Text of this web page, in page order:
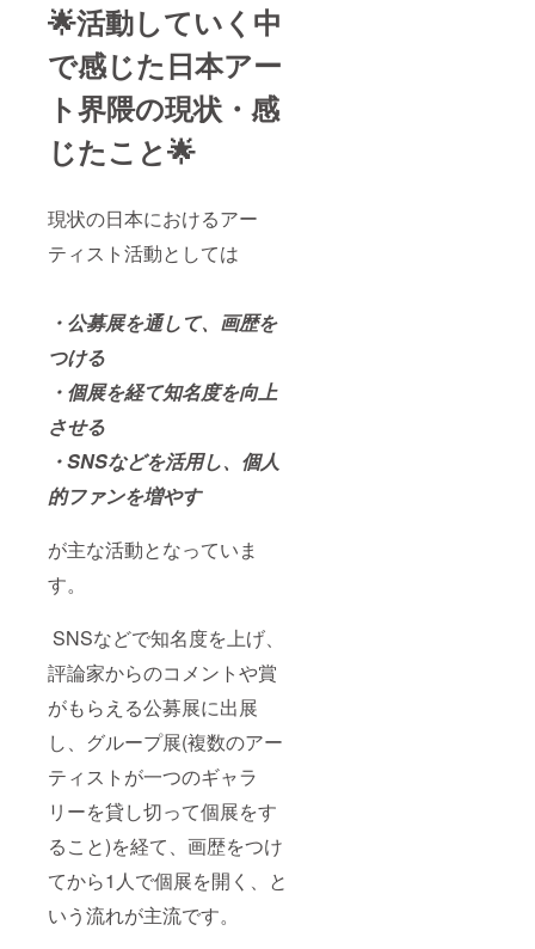
🌟活動していく中
で感じた日本アー
ト界隈の現状・感
じたこと🌟
現状の日本におけるアー
ティスト活動としては
・公募展を通して、画歴を
つける
・個展を経て知名度を向上
させる
・SNSなどを活用し、個人
的ファンを増やす
が主な活動となっていま
す。
SNSなどで知名度を上げ、
評論家からのコメントや賞
がもらえる公募展に出展
し、グループ展(複数のアー
ティストが一つのギャラ
リーを貸し切って個展をす
ること)を経て、画歴をつけ
てから1人で個展を開く、と
いう流れが主流です。